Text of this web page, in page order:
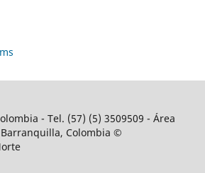
- Tel. (57) (5) 3509509 - Área
Colombia ©